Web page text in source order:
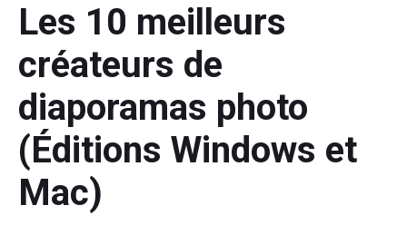
Montage multipiste
Rapport hauteur/largeur
Réglage de la vitesse/Inversion
Tailler/Fendre/Récolter
Effets audio
Astuces d’édition vidéo
Enregistreur d'écran
Convertisseur vidéo
Téléchargeur de vidéos en ligne
Les 10 meilleurs
créateurs de
diaporamas photo
(Éditions Windows et
Mac)